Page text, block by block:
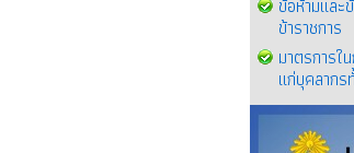
ข้อห้ามและ
ข้าราชการ
มาตรการใ
แก่บุคลากร